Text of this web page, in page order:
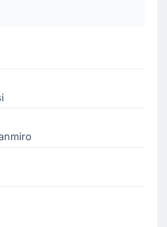
za niego zagra Jean